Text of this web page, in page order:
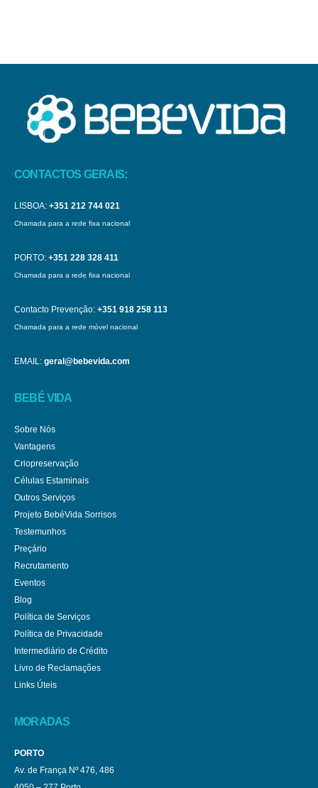
CONTACTOS GERAIS:
LISBOA: +351 212 744 021
Chamada para a rede fixa nacional
PORTO: +351 228 328 411
Chamada para a rede fixa nacional
Contacto Prevenção: +351 918 258 113
Chamada para a rede móvel nacional
EMAIL: geral@bebevida.com
BEBÉ VIDA
Sobre Nós
Vantagens
Criopreservação
Células Estaminais
Outros Serviços
Projeto BebéVida Sorrisos
Testemunhos
Preçário
Recrutamento
Eventos
Blog
Política de Serviços
Política de Privacidade
Intermediário de Crédito
Livro de Reclamações
Links Úteis
MORADAS
PORTO
Av. de França Nº 476, 486